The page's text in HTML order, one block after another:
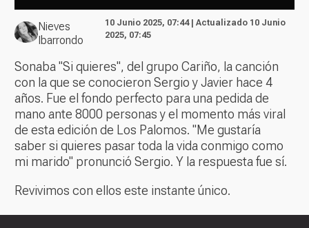
Nieves
Ibarrondo
10 Junio 2025, 07:44 | Actualizado 10 Junio
2025, 07:45
Sonaba "Si quieres", del grupo Cariño, la canción
con la que se conocieron Sergio y Javier hace 4
años. Fue el fondo perfecto para una pedida de
mano ante 8000 personas y el momento más viral
de esta edición de Los Palomos. "Me gustaría
saber si quieres pasar toda la vida conmigo como
mi marido" pronunció Sergio. Y la respuesta fue sí.
Revivimos con ellos este instante único.